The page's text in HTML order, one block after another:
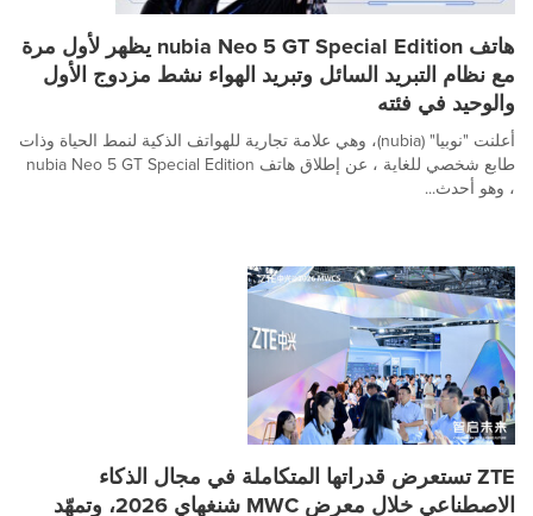
هاتف nubia Neo 5 GT Special Edition يظهر لأول مرة
مع نظام التبريد السائل وتبريد الهواء نشط مزدوج الأول
والوحيد في فئته
أعلنت "نوبيا" (nubia)، وهي علامة تجارية للهواتف الذكية لنمط الحياة وذات
طابع شخصي للغاية ، عن إطلاق هاتف nubia Neo 5 GT Special Edition
، وهو أحدث...
ZTE تستعرض قدراتها المتكاملة في مجال الذكاء
الاصطناعي خلال معرض MWC شنغهاي 2026، وتمهّد